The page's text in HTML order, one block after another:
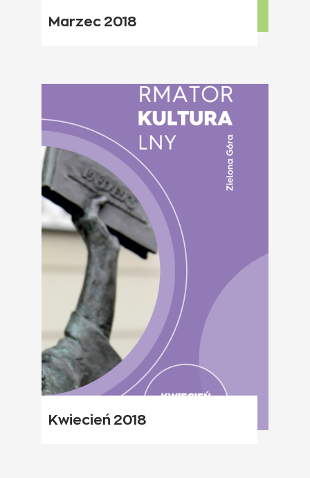
Marzec 2018
Kwiecień 2018